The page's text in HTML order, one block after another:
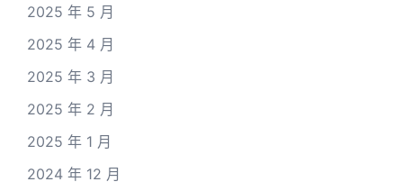
2025 年 5 月
2025 年 4 月
2025 年 3 月
2025 年 2 月
2025 年 1 月
2024 年 12 月